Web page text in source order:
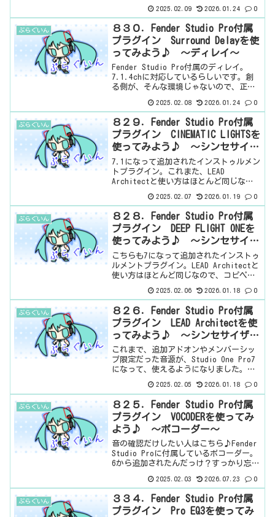
7.1.4chじゃないから、関係ない
話。・・・が、Open AIR...
2025.02.09 2026.01.24 0
ぷらぐいん
８３０．Fender Studio Pro付属
プラグイン Surround Delayを使
ってみよう♪ ～ディレイ～
Fender Studio Pro付属のディレイ。
7.1.4chに対応しているらしいです。創
る側が、そんな環境じゃないので、正
境じゃない人の方が多いだろうし・・・
正直、どうでもいいけど、8タップという
点が...
2025.02.08 2026.01.24 0
ぷらぐいん
８２９．Fender Studio Pro付属
プラグイン CINEMATIC LIGHTSを
使ってみよう♪ ～シンセサイザ
ー～
7.1になって追加されたインストゥルメン
トプラグイン。これまた、LEAD
Architectと使い方はほとんど同じなの
オーケストラ系みたいですね。ブラスと
かストリングスとか。Fender Studio
P...
2025.02.07 2026.01.19 0
ぷらぐいん
８２８．Fender Studio Pro付属
プラグイン DEEP FLIGHT ONEを
使ってみよう♪ ～シンセサイザ
ー～
こちらも7になって追加されたインストゥ
ルメントプラグイン。LEAD Architectと
使い方はほとんど同じなので、コピペで
というんですか？そういう感じの音が多
め。つまりは、ボクはあまり好きじゃな
い系（笑...
2025.02.06 2026.01.18 0
ぷらぐいん
８２６．Fender Studio Pro付属
プラグイン LEAD Architectを使
ってみよう♪ ～シンセサイザー
～
これまで、追加アドオンやメンバーシッ
プ限定だった音源が、Studio One Pro7
になって、使えるようになりました。無
に、良い面もある。ボクは、もともと
Professionalを使っていたから関係な
い...
2025.02.05 2026.01.18 0
ぷらぐいん
８２５．Fender Studio Pro付属
プラグイン VOCODERを使ってみ
よう♪ ～ボコーダー～
音の確認だけしたい人はこちら♪Fender
Studio Proに付属しているボコーダー。
6から追加されたんだっけ？すっかり忘れ
スと認識されているかと思います。が、
正確には、ある音を別の音で出力すると
いう...
2025.02.03 2026.07.23 0
ぷらぐいん
３３４．Fender Studio Pro付属
プラグイン Pro EQ3を使ってみ